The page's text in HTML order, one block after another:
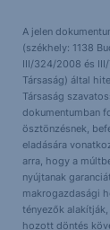
A jelen
(székhely: 1138
III/324/2008 és
Társaság) által
Társaság
dokumentumban
ösztönzésnek,
eladására
arra, hogy a
nyújtanak
makrogazdasági
tényezők
hozott döntés